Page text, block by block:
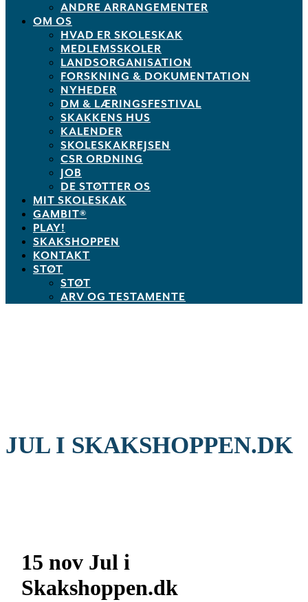
ANDRE ARRANGEMENTER
OM OS
HVAD ER SKOLESKAK
MEDLEMSSKOLER
LANDSORGANISATION
FORSKNING & DOKUMENTATION
NYHEDER
DM & LÆRINGSFESTIVAL
SKAKKENS HUS
KALENDER
SKOLESKAKREJSEN
CSR ORDNING
JOB
DE STØTTER OS
MIT SKOLESKAK
GAMBIT®
PLAY!
SKAKSHOPPEN
KONTAKT
STØT
STØT
ARV OG TESTAMENTE
JUL I SKAKSHOPPEN.DK
15 nov Jul i
Skakshoppen.dk